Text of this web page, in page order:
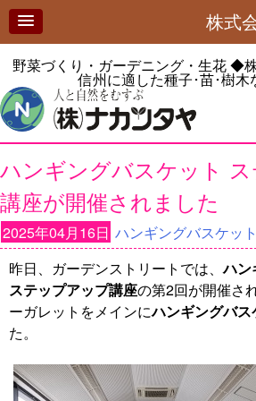
株式
野菜づくり・ガーデニング・生花◆
信州に適した種子･苗･樹木
ハンギングバスケット
講座が開催されました
2025年04月16日 ハンギングバスケッ
昨日、ガーデンストリートでは、ハン
ステップアップ講座の第2回が開催さ
ーガレットをメインにハンギングバス
た。